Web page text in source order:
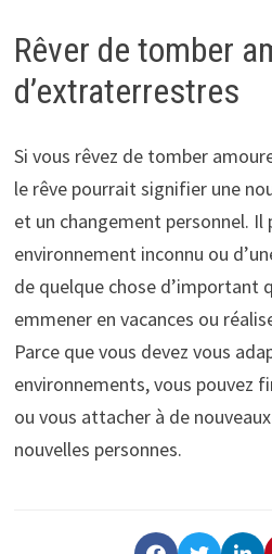
Rêver de tomber
d’extraterrestres
Si vous rêvez de tomber
le rêve pourrait signifier une
et un changement personnel. Il
environnement inconnu ou
de quelque chose d’important
emmener en vacances ou
Parce que vous devez vous
environnements, vous pouvez
ou vous attacher à de
nouvelles personnes.